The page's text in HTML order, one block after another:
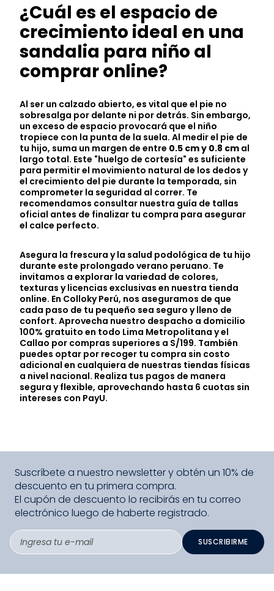
¿Cuál es el espacio de
crecimiento ideal en una
sandalia para niño al
comprar online?
Al ser un calzado abierto, es vital que el pie no
sobresalga por delante ni por detrás. Sin embargo,
un exceso de espacio provocará que el niño
tropiece con la punta de la suela. Al medir el pie de
tu hijo, suma un margen de entre 0.5 cm y 0.8 cm al
largo total. Este "huelgo de cortesía" es suficiente
para permitir el movimiento natural de los dedos y
el crecimiento del pie durante la temporada, sin
comprometer la seguridad al correr. Te
recomendamos consultar nuestra guía de tallas
oficial antes de finalizar tu compra para asegurar
el calce perfecto.
Asegura la frescura y la salud podológica de tu hijo
durante este prolongado verano peruano. Te
invitamos a explorar la variedad de colores,
texturas y licencias exclusivas en nuestra tienda
online. En Colloky Perú, nos aseguramos de que
cada paso de tu pequeño sea seguro y lleno de
confort. Aprovecha nuestro despacho a domicilio
100% gratuito en todo Lima Metropolitana y el
Callao por compras superiores a S/199. También
puedes optar por recoger tu compra sin costo
adicional en cualquiera de nuestras tiendas físicas
a nivel nacional. Realiza tus pagos de manera
segura y flexible, aprovechando hasta 6 cuotas sin
intereses con PayU.
Suscríbete a nuestro newsletter y obtén un 10% de
descuento en tu primera compra.
El cupón de descuento lo recibirás en tu correo
electrónico luego de haberte registrado.
SUSCRIBIRME